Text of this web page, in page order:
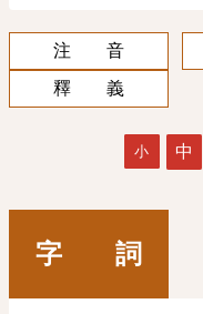
注 音
釋 義
小 中
字 詞